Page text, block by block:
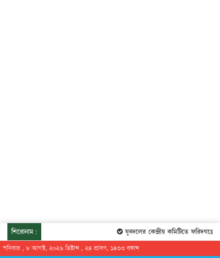
শিরোনাম: যুবদলের কেন্দ্রীয় কমিটিতে ফরিদগঞ্জের
শনিবার , ৮ আগস্ট, ২০২৬ খ্রিষ্টাব্দ , ২৪ শ্রাবণ, ১৪৩৩ বঙ্গাব্দ